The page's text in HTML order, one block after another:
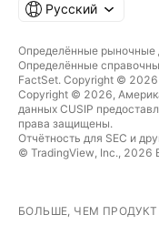
Русский
Определённые рыночные
Определённые
FactSet. Copyright © 2026
Copyright © 2026,
данных CUSIP
права защищены.
Отчётность для SEC и
© TradingView, Inc., 2026
БОЛЬШЕ, ЧЕМ ПРОДУКТ